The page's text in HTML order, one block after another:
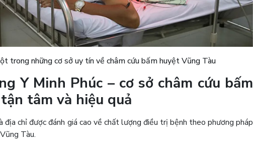
trong những cơ sở uy tín về châm cứu bấm huyệt Vũng Tàu
Y Minh Phúc – cơ sở châm cứu bấm
tâm và hiệu quả
địa chỉ được đánh giá cao về chất lượng điều trị bệnh theo phương pháp
Tàu.